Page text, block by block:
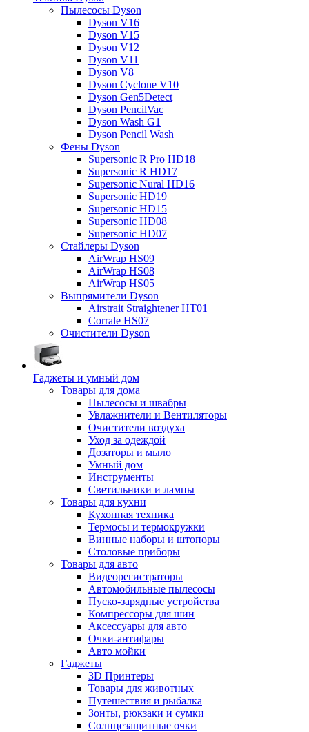
Пылесосы Dyson
Dyson V16
Dyson V15
Dyson V12
Dyson V11
Dyson V8
Dyson Cyclone V10
Dyson Gen5Detect
Dyson PencilVac
Dyson Wash G1
Dyson Pencil Wash
Фены Dyson
Supersonic R Pro HD18
Supersonic R HD17
Supersonic Nural HD16
Supersonic HD19
Supersonic HD15
Supersonic HD08
Supersonic HD07
Стайлеры Dyson
AirWrap HS09
AirWrap HS08
AirWrap HS05
Выпрямители Dyson
Airstrait Straightener HT01
Corrale HS07
Очистители Dyson
Гаджеты и умный дом
Товары для дома
Пылесосы и швабры
Увлажнители и Вентиляторы
Очистители воздуха
Уход за одеждой
Дозаторы и мыло
Умный дом
Инструменты
Светильники и лампы
Товары для кухни
Кухонная техника
Термосы и термокружки
Винные наборы и штопоры
Столовые приборы
Товары для авто
Видеорегистраторы
Автомобильные пылесосы
Пуско-зарядные устройства
Компрессоры для шин
Аксессуары для авто
Очки-антифары
Авто мойки
Гаджеты
3D Принтеры
Товары для животных
Путешествия и рыбалка
Зонты, рюкзаки и сумки
Солнцезащитные очки